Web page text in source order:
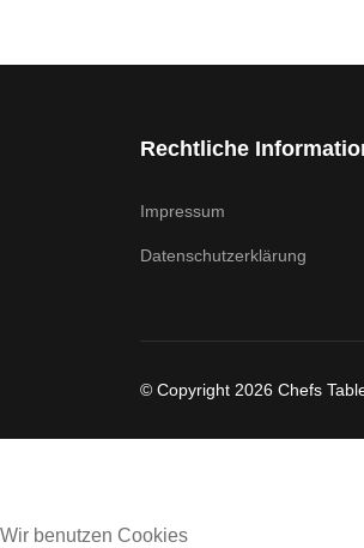
Rechtliche
Impressum
Datenschutzerklärung
© Copyright 2026 Chefs
Wir benutzen Cookies